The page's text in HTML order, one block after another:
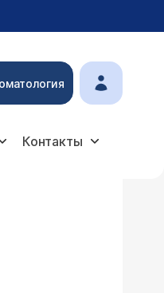
Контакты